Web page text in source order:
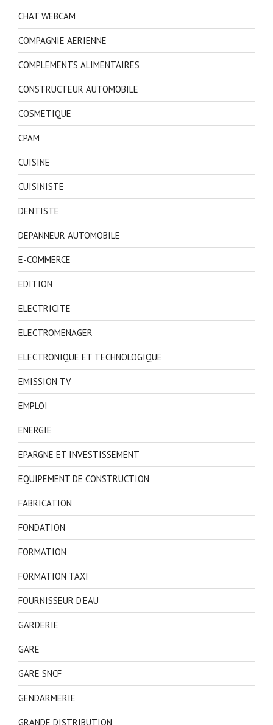
CHAT WEBCAM
COMPAGNIE AERIENNE
COMPLEMENTS ALIMENTAIRES
CONSTRUCTEUR AUTOMOBILE
COSMETIQUE
CPAM
CUISINE
CUISINISTE
DENTISTE
DEPANNEUR AUTOMOBILE
E-COMMERCE
EDITION
ELECTRICITE
ELECTROMENAGER
ELECTRONIQUE ET TECHNOLOGIQUE
EMISSION TV
EMPLOI
ENERGIE
EPARGNE ET INVESTISSEMENT
EQUIPEMENT DE CONSTRUCTION
FABRICATION
FONDATION
FORMATION
FORMATION TAXI
FOURNISSEUR D'EAU
GARDERIE
GARE
GARE SNCF
GENDARMERIE
GRANDE DISTRIBUTION